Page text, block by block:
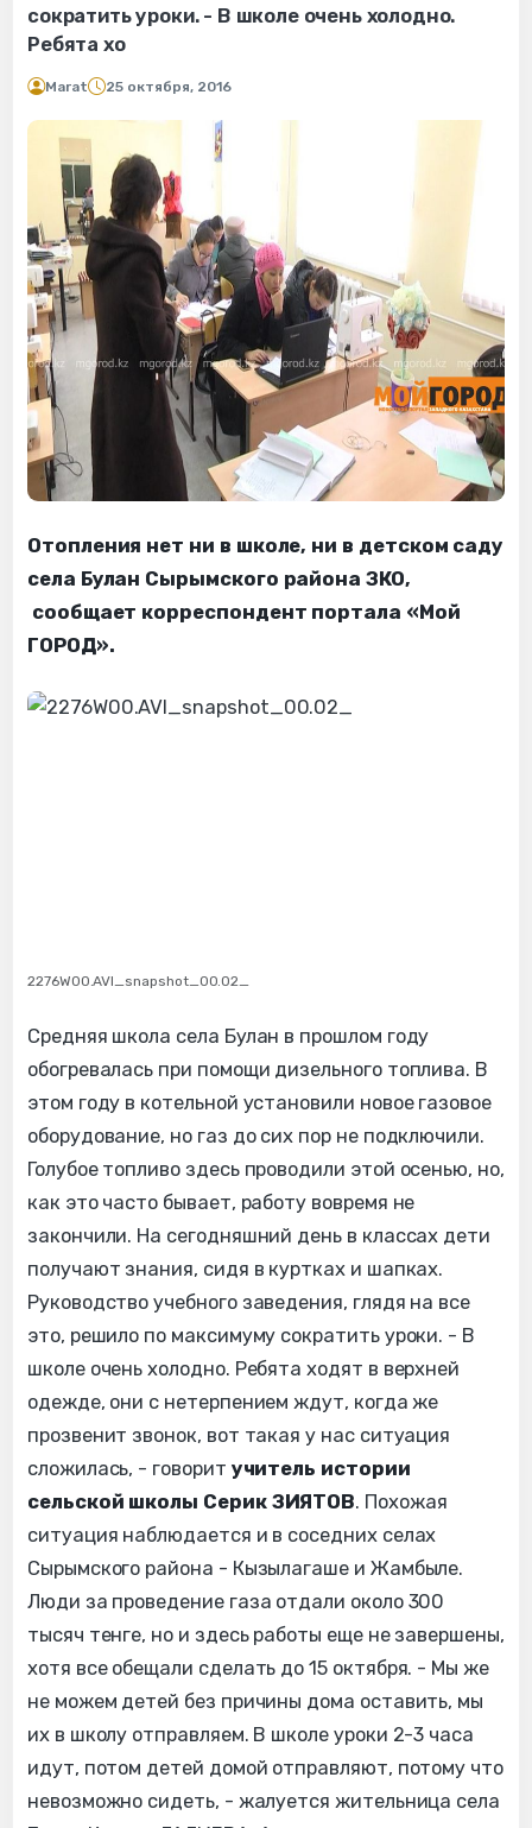
сократить уроки. - В школе очень холодно.
Ребята хо
Marat 25 октября, 2016
Отопления нет ни в школе, ни в детском саду
села Булан Сырымского района ЗКО,
сообщает корреспондент портала «Мой
ГОРОД».
2276W00.AVI_snapshot_00.02_
Средняя школа села Булан в прошлом году
обогревалась при помощи дизельного топлива. В
этом году в котельной установили новое газовое
оборудование, но газ до сих пор не подключили.
Голубое топливо здесь проводили этой осенью, но,
как это часто бывает, работу вовремя не
закончили. На сегодняшний день в классах дети
получают знания, сидя в куртках и шапках.
Руководство учебного заведения, глядя на все
это, решило по максимуму сократить уроки. - В
школе очень холодно. Ребята ходят в верхней
одежде, они с нетерпением ждут, когда же
прозвенит звонок, вот такая у нас ситуация
сложилась, - говорит учитель истории
сельской школы Серик ЗИЯТОВ. Похожая
ситуация наблюдается и в соседних селах
Сырымского района - Кызылагаше и Жамбыле.
Люди за проведение газа отдали около 300
тысяч тенге, но и здесь работы еще не завершены,
хотя все обещали сделать до 15 октября. - Мы же
не можем детей без причины дома оставить, мы
их в школу отправляем. В школе уроки 2-3 часа
идут, потом детей домой отправляют, потому что
невозможно сидеть, - жалуется жительница села